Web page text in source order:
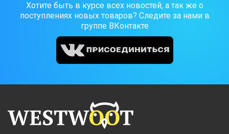
Хотите быть в курсе всех новостей, а так же о
поступлениях новых товаров? Следите за нами в
группе ВКонтакте